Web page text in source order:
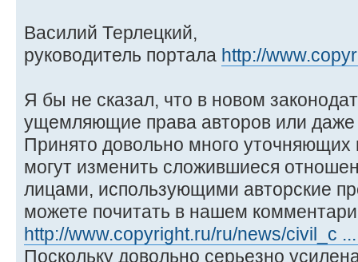
Василий Терлецкий,
руководитель портала http://
Я бы не сказал, что в новом
ущемляющие права авторов или даже
Принято довольно много
могут изменить сложившиеся
лицами, использующими авторские
можете почитать в нашем
http://www.copyright.ru/ru/news/civil_c
Поскольку довольно серьезно